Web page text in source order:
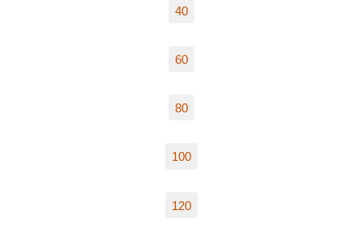
40
60
80
100
120